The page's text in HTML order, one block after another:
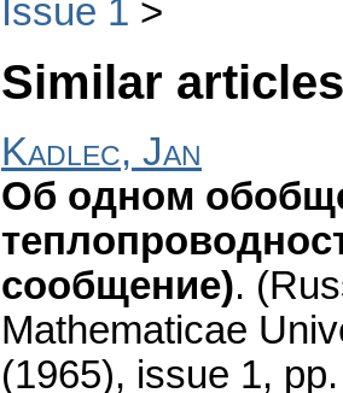
Issue 1
Similar
Kadlec, Jan
Об одном
сообщение).
Mathematicae
(1965), issue 1,